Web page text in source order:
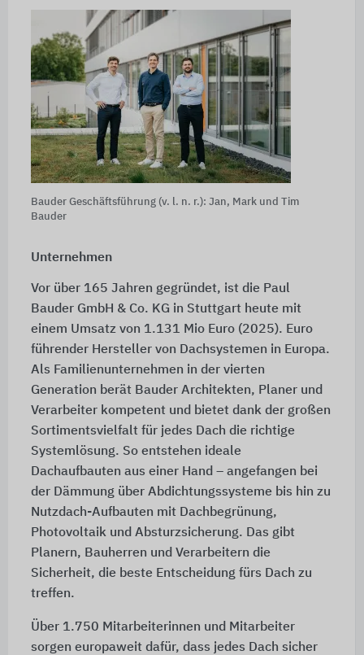
Bauder Geschäftsführung (v. l. n. r.): Jan, Mark und Tim
Bauder
Unternehmen
Vor über 165 Jahren gegründet, ist die Paul
Bauder GmbH & Co. KG in Stuttgart heute mit
einem Umsatz von 1.131 Mio Euro (2025). Euro
führender Hersteller von Dachsystemen in Europa.
Als Familienunternehmen in der vierten
Generation berät Bauder Architekten, Planer und
Verarbeiter kompetent und bietet dank der großen
Sortimentsvielfalt für jedes Dach die richtige
Systemlösung. So entstehen ideale
Dachaufbauten aus einer Hand – angefangen bei
der Dämmung über Abdichtungssysteme bis hin zu
Nutzdach-Aufbauten mit Dachbegrünung,
Photovoltaik und Absturzsicherung. Das gibt
Planern, Bauherren und Verarbeitern die
Sicherheit, die beste Entscheidung fürs Dach zu
treffen.
Über 1.750 Mitarbeiterinnen und Mitarbeiter
sorgen europaweit dafür, dass jedes Dach sicher